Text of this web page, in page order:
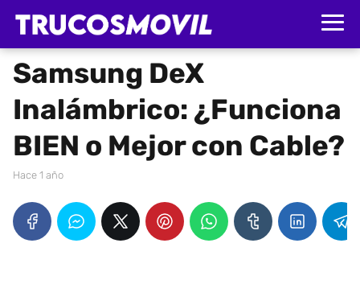
Samsung DeX
Inalámbrico: ¿Funciona
BIEN o Mejor con Cable?
hace 1 año